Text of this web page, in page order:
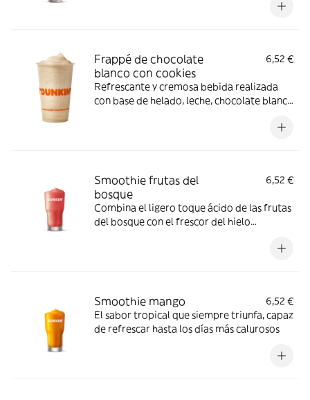
Frappé de chocolate
blanco con cookies
6,52 €
Refrescante y cremosa bebida realizada
con base de helado, leche, chocolate blanco
Smoothie frutas del
bosque
6,52 €
Combina el ligero toque ácido de las frutas
del bosque con el frescor del hielo
Smoothie mango
6,52 €
El sabor tropical que siempre triunfa, capaz
de refrescar hasta los días más calurosos